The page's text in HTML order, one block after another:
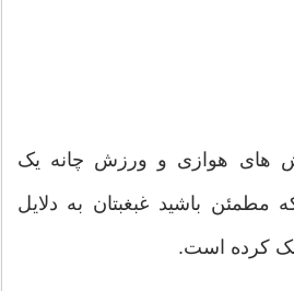
های هوازی و ورزش چانه یک
مطمئن باشید غبغبتان به دلایل
کرده است.